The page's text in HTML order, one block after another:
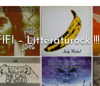
– Littératurock !!!